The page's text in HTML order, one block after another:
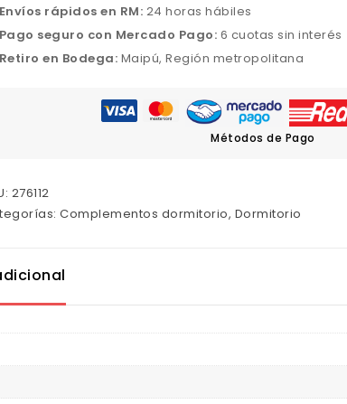
Envíos rápidos en RM: 24 horas hábiles
Pago seguro con Mercado Pago: 6 cuotas sin interés
Retiro en Bodega: Maipú, Región metropolitana
Métodos de Pago
276112
Complementos dormitorio, Dormitorio